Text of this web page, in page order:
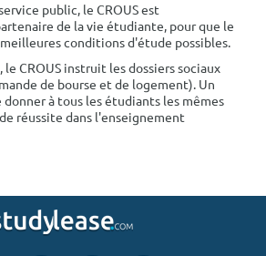
public, le CROUS est
de la vie étudiante, pour que le
conditions d'étude possibles.
CROUS instruit les dossiers sociaux
de bourse et de logement). Un
à tous les étudiants les mêmes
réussite dans l'enseignement